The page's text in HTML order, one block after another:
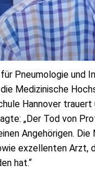
Pneumologie
Medizinische
Hannover
„Der Tod von
Angehörigen.
exzellenten Arzt,
hat.“